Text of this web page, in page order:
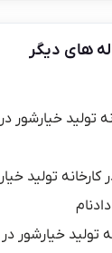
های دیگر
تولید خیارشور
کارخانه تولید
تولید خیارشور